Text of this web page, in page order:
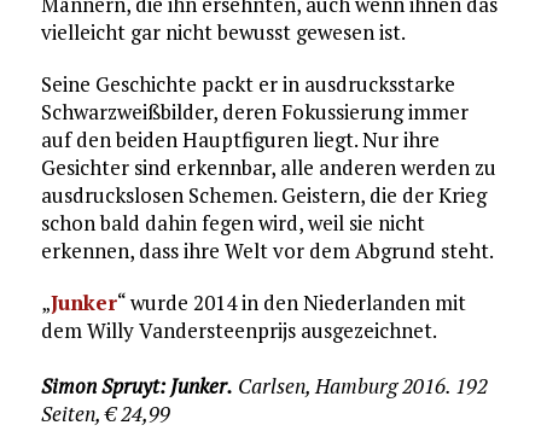
vielleicht gar nicht bewusst gewesen ist.
Seine Geschichte packt er in ausdrucksstarke
Schwarzweißbilder, deren Fokussierung immer
auf den beiden Hauptfiguren liegt. Nur ihre
Gesichter sind erkennbar, alle anderen werden zu
ausdruckslosen Schemen. Geistern, die der Krieg
schon bald dahin fegen wird, weil sie nicht
erkennen, dass ihre Welt vor dem Abgrund steht.
„Junker“ wurde 2014 in den Niederlanden mit
dem Willy Vandersteenprijs ausgezeichnet.
Simon Spruyt: Junker. Carlsen, Hamburg 2016. 192
Seiten, € 24,99